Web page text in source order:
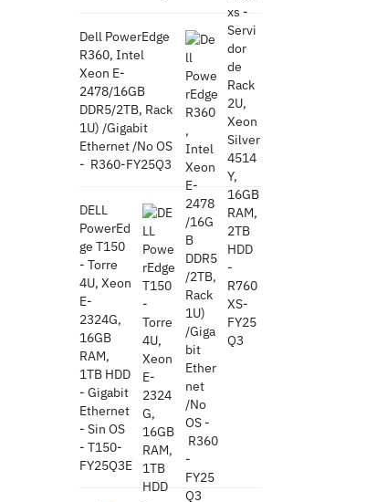
Dell PowerEdge
R360, Intel
Xeon E-
2478/16GB
DDR5/2TB, Rack
1U) /Gigabit
Ethernet /No OS
- R360-FY25Q3
DELL
PowerEd
ge T150
- Torre
4U, Xeon
E-
2324G,
16GB
RAM,
1TB HDD
- Gigabit
Ethernet
- Sin OS
- T150-
FY25Q3E